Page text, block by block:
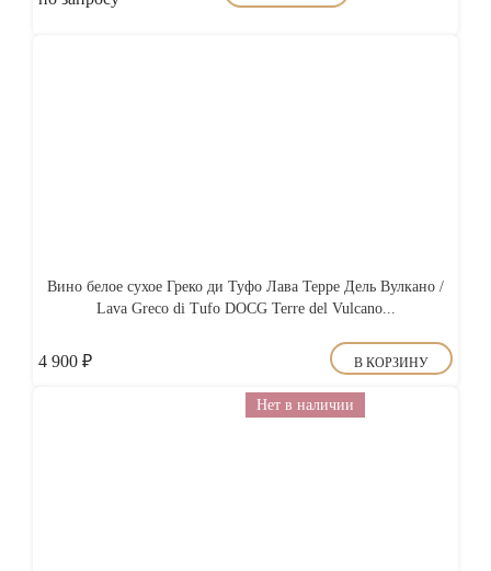
Вино белое сухое Греко ди Туфо Лава Терре Дель Вулкано /
Lava Greco di Tufo DOCG Terre del Vulcano...
4 900 ₽ В КОРЗИНУ
Нет в наличии